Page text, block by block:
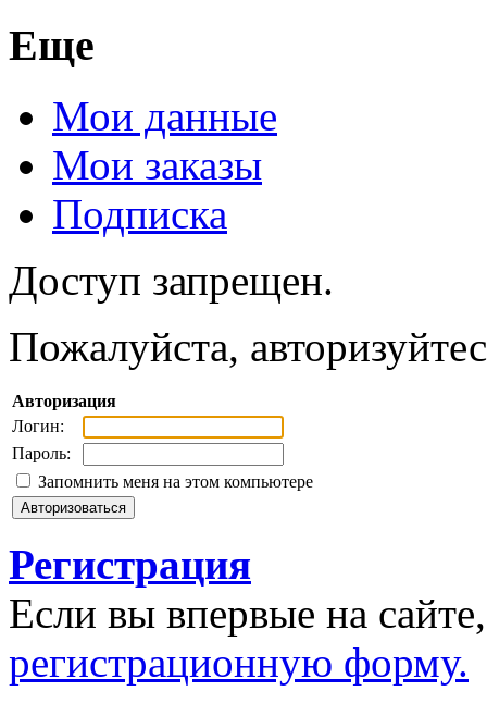
Еще
Мои данные
Мои заказы
Подписка
Доступ запрещен.
Пожалуйста,
Авторизация
Логин:
Пароль:
Запомнить меня на этом компьютере
Регистрация
Если вы впервые на
регистрационную форму.